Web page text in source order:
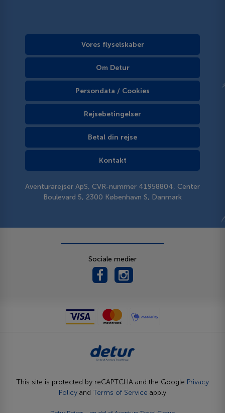
Vores flyselskaber
Om Detur
Persondata / Cookies
Rejsebetingelser
Betal din rejse
Kontakt
Aventurarejser ApS, CVR-nummer 41958804, Center
Boulevard 5, 2300 København S, Danmark
Sociale medier
This site is protected by reCAPTCHA and the Google Privacy
Policy and Terms of Service apply